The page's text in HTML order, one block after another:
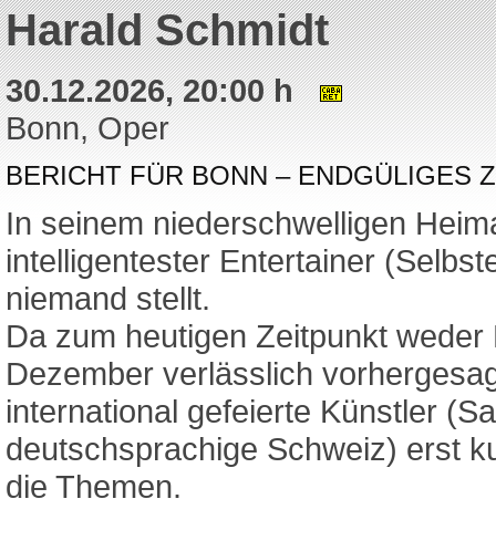
Harald Schmidt
30.12.2026, 20:00 h
Bonn, Oper
BERICHT FÜR BONN – ENDGÜLIGES
In seinem niederschwelligen
intelligentester Entertainer
niemand stellt.
Da zum heutigen Zeitpunkt
Dezember verlässlich
international gefeierte Künstler
deutschsprachige Schweiz) erst
die Themen.